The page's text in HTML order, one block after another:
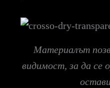
Материалът
видимост, за да се